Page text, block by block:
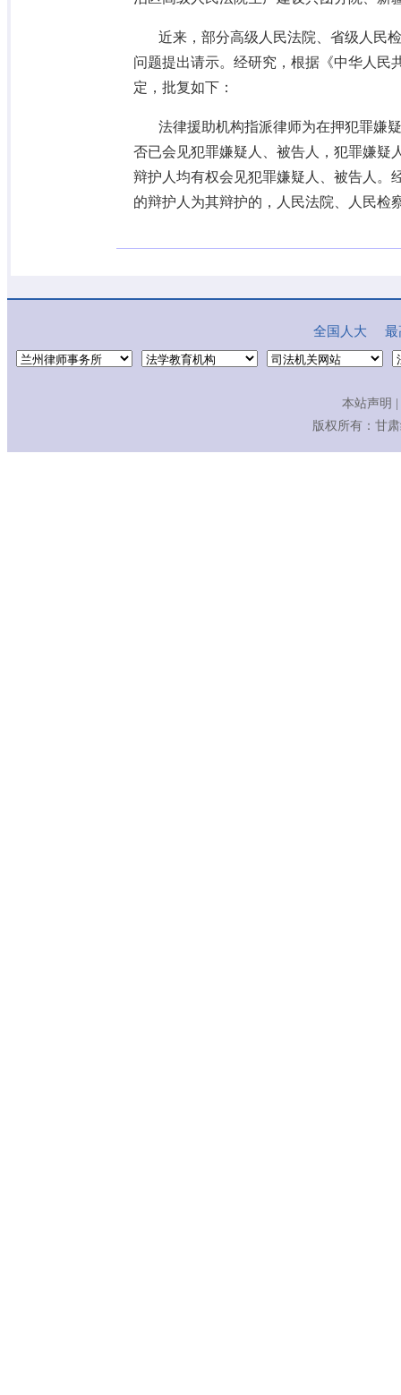
近来，部分高级人民法院、省级人民
问题提出请示。经研究，根据《中华人民
定，批复如下：
法律援助机构指派律师为在押犯罪嫌
否已会见犯罪嫌疑人、被告人，犯罪嫌疑
辩护人均有权会见犯罪嫌疑人、被告人。
的辩护人为其辩护的，人民法院、人民检
全国人大 最
本站声明
版权所有： 甘